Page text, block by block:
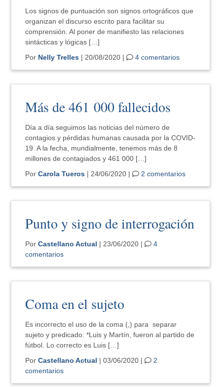
Los signos de puntuación son signos ortográficos que
organizan el discurso escrito para facilitar su
comprensión. Al poner de manifiesto las relaciones
sintácticas y lógicas […]
Por Nelly Trelles | 20/08/2020 | 4 comentarios
Más de 461 000 fallecidos
Día a día seguimos las noticias del número de
contagios y pérdidas humanas causada por la COVID-
19. A la fecha, mundialmente, tenemos más de 8
millones de contagiados y 461 000 […]
PorCarola Tueros | 24/06/2020 | 2 comentarios
Punto y signo de interrogación
PorCastellano Actual | 23/06/2020 |
4
comentarios
Coma en el sujeto
Es incorrecto el uso de la coma (,) para separar
sujeto y predicado: *Luis y Martín, fueron al partido de
fútbol. Lo correcto es Luis […]
PorCastellano Actual | 03/06/2020 |
2
comentarios